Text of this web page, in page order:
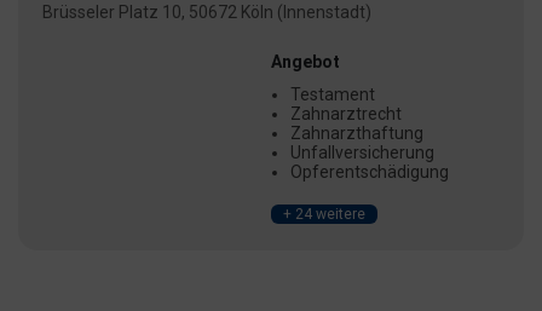
Brüsseler Platz 10, 50672 Köln (Innenstadt)
Angebot
Testament
Zahnarztrecht
Zahnarzthaftung
Unfallversicherung
Opferentschädigung
+ 24 weitere